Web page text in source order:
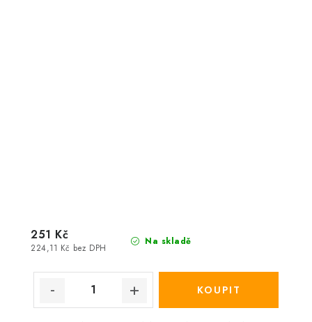
Na skladě
224,11 Kč bez DPH
251 Kč